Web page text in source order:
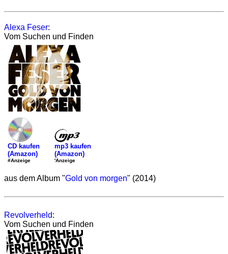
Alexa Feser:
Vom Suchen und Finden
CD kaufen
(Amazon)
#Anzeige
mp3 kaufen
(Amazon)
'Anzeige
aus dem Album "Gold von morgen" (2014)
Revolverheld:
Vom Suchen und Finden